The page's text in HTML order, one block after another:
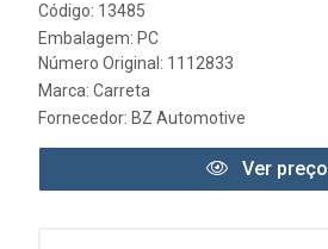
Código: 13485
Embalagem: PC
Número Original: 1112833
Marca: Carreta
Fornecedor: BZ Automotive
Ver preço